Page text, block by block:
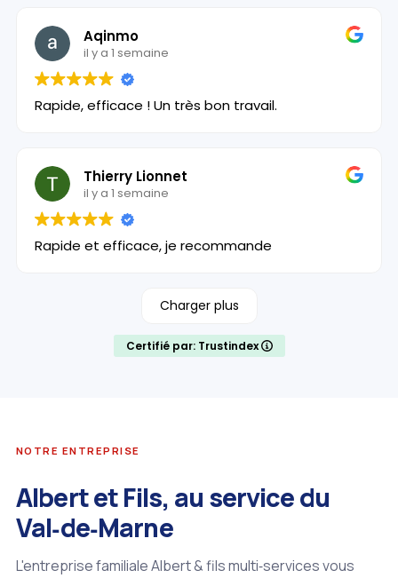
Aqinmo
il y a 1 semaine
Rapide, efficace ! Un très bon travail.
Thierry Lionnet
il y a 1 semaine
Rapide et efficace, je recommande
Charger plus
Certifié par: Trustindex
NOTRE ENTREPRISE
Albert et Fils, au service du
Val‑de‑Marne
L'entreprise familiale Albert & fils multi‑services vous